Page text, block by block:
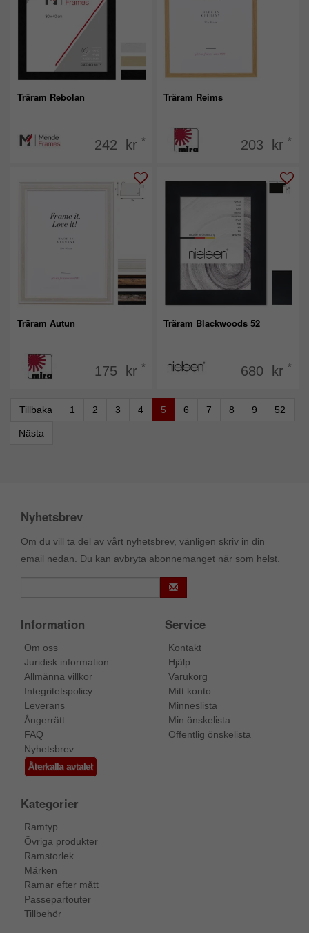
Träram Rebolan
242 kr *
Träram Reims
203 kr *
Träram Autun
175 kr *
Träram Blackwoods 52
680 kr *
Tillbaka 1 2 3 4 5 6 7 8 9 52
Nästa
Nyhetsbrev
Om du vill ta del av vårt nyhetsbrev, vänligen skriv in din
email nedan. Du kan avbryta abonnemanget när som helst.
Information
Om oss
Juridisk information
Allmänna villkor
Integritetspolicy
Leverans
Ångerrätt
FAQ
Nyhetsbrev
Återkalla avtalet
Service
Kontakt
Hjälp
Varukorg
Mitt konto
Minneslista
Min önskelista
Offentlig önskelista
Kategorier
Ramtyp
Övriga produkter
Ramstorlek
Märken
Ramar efter mått
Passepartouter
Tillbehör